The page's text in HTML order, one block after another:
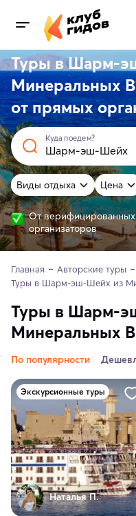
Туры в Шарм-
Минеральных
отпрямых
Куда поедем?
Виды отдыха Цена
От верифицированных
организаторов
Главная
Авторские туры
Туры в Шарм-эш-Шейх из
Туры в Шарм-
Минеральных
По популярности
Экскурсионные туры
Наталья П.